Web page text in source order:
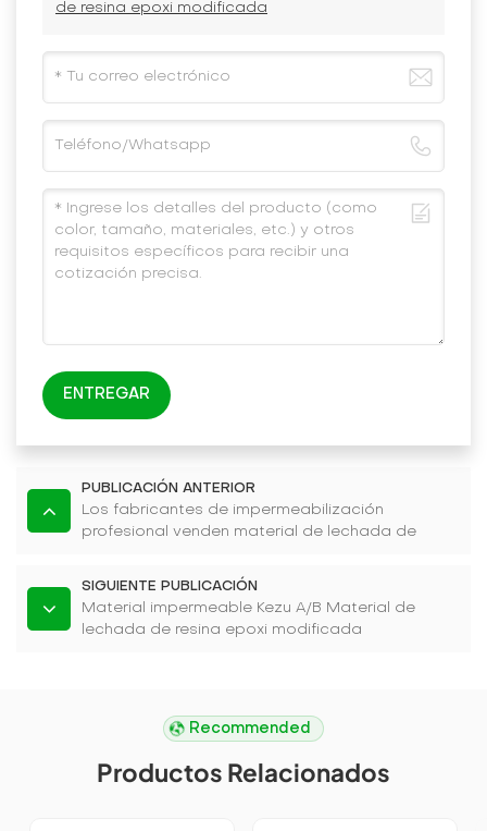
de resina epoxi modificada
ENTREGAR
PUBLICACIÓN ANTERIOR
Los fabricantes de impermeabilización
profesional venden material de lechada de
SIGUIENTE PUBLICACIÓN
Material impermeable Kezu A/B Material de
lechada de resina epoxi modificada
Recommended
Productos Relacionados